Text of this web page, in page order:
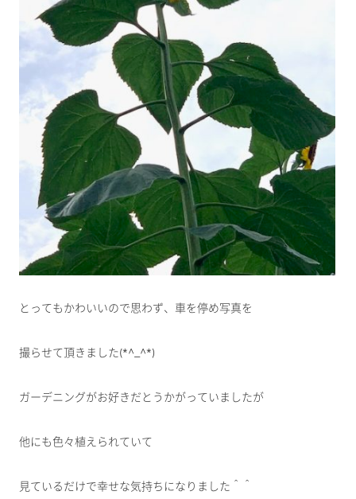
とってもかわいいので思わず、車を停め写真を
撮らせて頂きました(*^_^*)
ガーデニングがお好きだとうかがっていましたが
他にも色々植えられていて
見ているだけで幸せな気持ちになりました＾＾